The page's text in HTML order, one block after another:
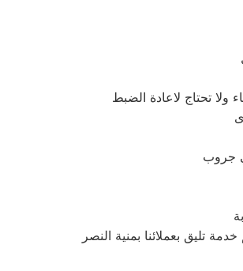
ولا تحتاج لاعادة الضبط